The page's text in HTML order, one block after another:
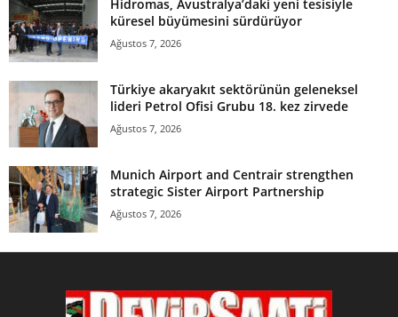
Hidromas, Avustralya’daki yeni tesisiyle
küresel büyümesini sürdürüyor
Ağustos 7, 2026
Türkiye akaryakıt sektörünün geleneksel
lideri Petrol Ofisi Grubu 18. kez zirvede
Ağustos 7, 2026
Munich Airport and Centrair strengthen
strategic Sister Airport Partnership
Ağustos 7, 2026